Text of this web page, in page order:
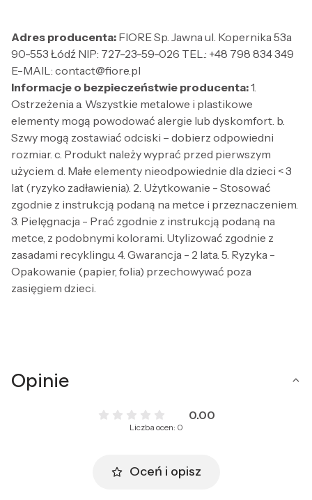
Adres producenta: FIORE Sp. Jawna ul. Kopernika 53a
90-553 Łódź NIP: 727-23-59-026 TEL.: +48 798 834 349
E-MAIL: contact@fiore.pl
Informacje o bezpieczeństwie producenta:1.
Ostrzeżenia a. Wszystkie metalowe i plastikowe
elementy mogą powodować alergie lub dyskomfort. b.
Szwy mogą zostawiać odciski – dobierz odpowiedni
rozmiar. c. Produkt należy wyprać przed pierwszym
użyciem. d. Małe elementy nieodpowiednie dla dzieci < 3
lat (ryzyko zadławienia). 2. Użytkowanie - Stosować
zgodnie z instrukcją podaną na metce i przeznaczeniem.
3. Pielęgnacja - Prać zgodnie z instrukcją podaną na
metce, z podobnymi kolorami. Utylizować zgodnie z
zasadami recyklingu. 4. Gwarancja - 2 lata. 5. Ryzyka -
Opakowanie (papier, folia) przechowywać poza
zasięgiem dzieci.
Opinie
0.00
Liczba ocen: 0
Oceń i opisz